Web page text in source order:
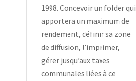
1998. Concevoir un folder qui
apportera un maximum de
rendement, définir sa zone
de diffusion, l’imprimer,
gérer jusqu’aux taxes
communales liées à ce